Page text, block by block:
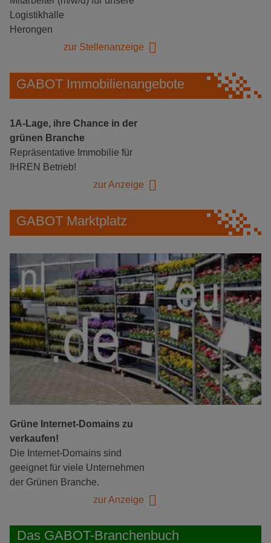
Logistikhalle
Herongen
zur Stellenanzeige
GABOT Immobilienangebote
1A-Lage, ihre Chance in der
grünen Branche
Repräsentative Immobilie für
IHREN Betrieb!
zur Anzeige
GABOT Marktplatz
Grüne Internet-Domains zu
verkaufen!
Die Internet-Domains sind
geeignet für viele Unternehmen
der Grünen Branche.
zur Anzeige
Das GABOT-Branchenbuch